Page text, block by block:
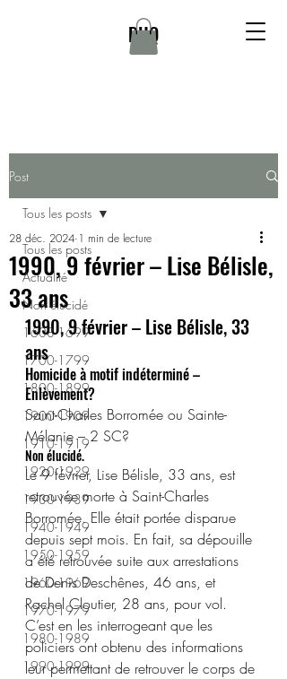
DHQ
Post
Tous les posts
Actualité
Non élucidé
1608-1699
1700-1799
1800-1899
1900-1909
1910-1919
1920-1929
1930-1939
1940-1949
1950-1959
1960-1969
1970-1979
1980-1989
1990-1999
Tous les posts
1990, 9 février – Lise Bélisle,
33 ans
28 déc. 2024 1 min de lecture
1990, 9 février – Lise Bélisle, 33
ans
Homicide à motif indéterminé –
Enlèvement?
Saint-Charles Borromée ou Sainte-
Mélanie – 2 SC?
Non élucidé.
Le 9 février, Lise Bélisle, 33 ans, est
retrouvée morte à Saint-Charles
Borromée. Elle était portée disparue
depuis sept mois. En fait, sa dépouille
a été retrouvée suite aux arrestations
de Denis Deschênes, 46 ans, et
Rachel Cloutier, 28 ans, pour vol.
C’est en les interrogeant que les
policiers ont obtenu des informations
leur permettant de retrouver le corps de